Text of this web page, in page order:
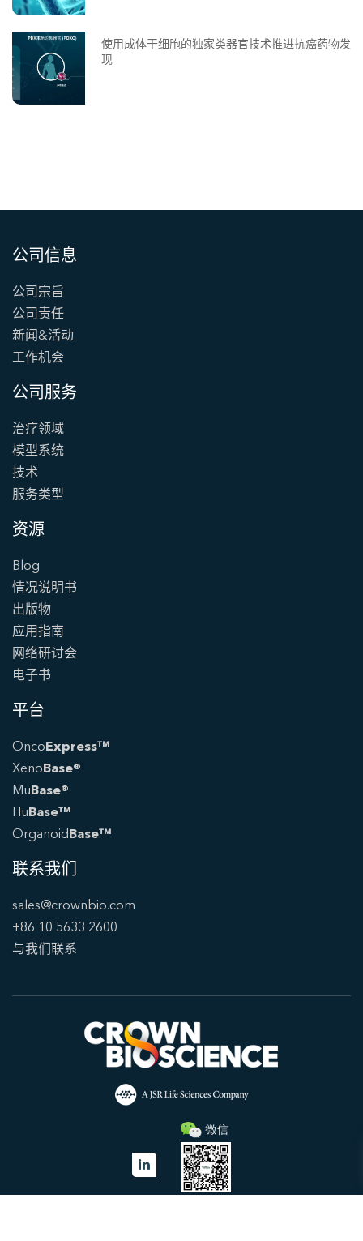
使用成体干细胞的独家类器官技术推进抗癌药物发
现
公司信息
公司宗旨
公司责任
新闻&活动
工作机会
公司服务
治疗领域
模型系统
技术
服务类型
资源
Blog
情况说明书
出版物
应用指南
网络研讨会
电子书
平台
OncoExpress™
XenoBase®
MuBase®
HuBase™
OrganoidBase™
联系我们
sales@crownbio.com
+86 10 5633 2600
与我们联系